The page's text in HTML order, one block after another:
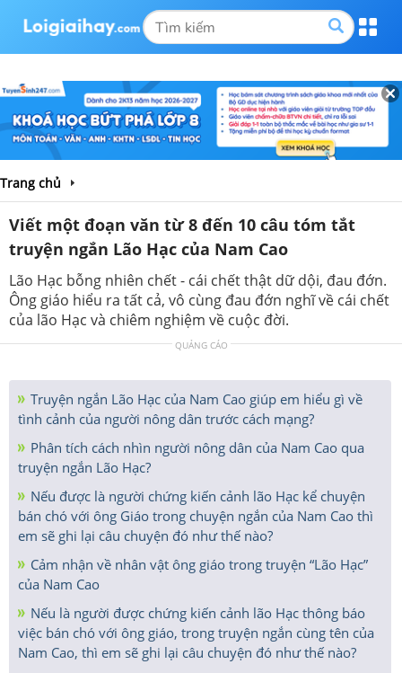
Trang chủ
Viết một đoạn văn từ 8 đến 10 câu tóm tắt
truyện ngắn Lão Hạc của Nam Cao
Lão Hạc bỗng nhiên chết - cái chết thật dữ dội, đau đớn.
Ông giáo hiểu ra tất cả, vô cùng đau đớn nghĩ về cái chết
của lão Hạc và chiêm nghiệm về cuộc đời.
QUẢNG CÁO
Truyện ngắn Lão Hạc của Nam Cao giúp em hiểu gì về
tình cảnh của người nông dân trước cách mạng?
Phân tích cách nhìn người nông dân của Nam Cao qua
truyện ngắn Lão Hạc?
Nếu được là người chứng kiến cảnh lão Hạc kể chuyện
bán chó với ông Giáo trong chuyện ngắn của Nam Cao thì
em sẽ ghi lại câu chuyện đó như thế nào?
Cảm nhận về nhân vật ông giáo trong truyện “Lão Hạc”
của Nam Cao
Nếu là người được chứng kiến cảnh lão Hạc thông báo
việc bán chó với ông giáo, trong truyện ngắn cùng tên của
Nam Cao, thì em sẽ ghi lại câu chuyện đó như thế nào?